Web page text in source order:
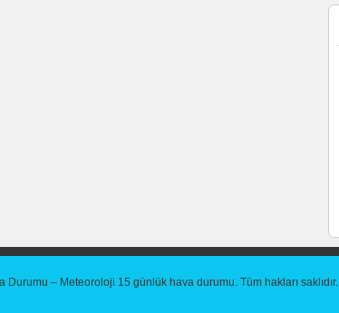
Durumu – Meteoroloji 15 günlük hava durumu. Tüm hakları saklıdır.